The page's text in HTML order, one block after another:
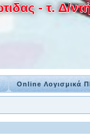
- τ. Δ/
Online Λογισμικά